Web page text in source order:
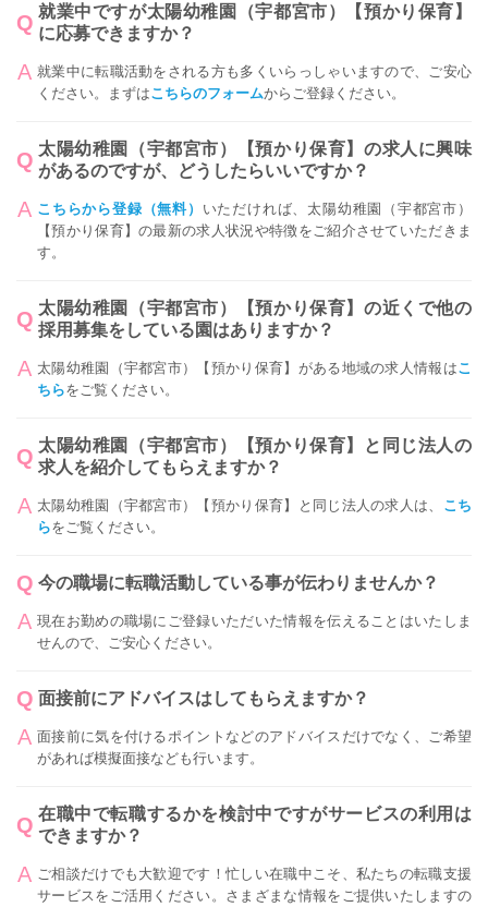
就業中ですが太陽幼稚園（宇都宮市）【預かり保育】
に応募できますか？
就業中に転職活動をされる方も多くいらっしゃいますので、ご安心
ください。まずはこちらのフォームからご登録ください。
太陽幼稚園（宇都宮市）【預かり保育】の求人に興味
があるのですが、どうしたらいいですか？
こちらから登録（無料） いただければ、太陽幼稚園（宇都宮市）
【預かり保育】の最新の求人状況や特徴をご紹介させていただきま
す。
太陽幼稚園（宇都宮市）【預かり保育】の近くで他の
採用募集をしている園はありますか？
太陽幼稚園（宇都宮市）【預かり保育】がある地域の求人情報はこ
ちらをご覧ください。
太陽幼稚園（宇都宮市）【預かり保育】と同じ法人の
求人を紹介してもらえますか？
太陽幼稚園（宇都宮市）【預かり保育】と同じ法人の求人は、 こち
らをご覧ください。
今の職場に転職活動している事が伝わりませんか？
現在お勤めの職場にご登録いただいた情報を伝えることはいたしま
せんので、ご安心ください。
面接前にアドバイスはしてもらえますか？
面接前に気を付けるポイントなどのアドバイスだけでなく、ご希望
があれば模擬面接なども行います。
在職中で転職するかを検討中ですがサービスの利用は
できますか？
ご相談だけでも大歓迎です！忙しい在職中こそ、私たちの転職支援
サービスをご活用ください。さまざまな情報をご提供いたしますの